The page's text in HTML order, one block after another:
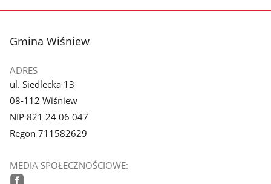
stopka
Gmina Wiśniew
ADRES
ul. Siedlecka 13
08-112 Wiśniew
NIP 821 24 06 047
Regon 711582629
MEDIA SPOŁECZNOŚCIOWE: